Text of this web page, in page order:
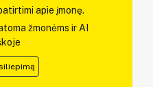
apie įmonę.
žmonėms ir AI